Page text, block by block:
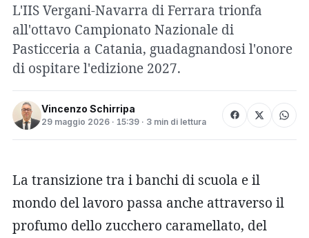
L'IIS Vergani-Navarra di Ferrara trionfa
all'ottavo Campionato Nazionale di
Pasticceria a Catania, guadagnandosi l'onore
di ospitare l'edizione 2027.
Vincenzo Schirripa
29 maggio 2026 · 15:39 · 3 min di lettura
La transizione tra i banchi di scuola e il
mondo del lavoro passa anche attraverso il
profumo dello zucchero caramellato, del